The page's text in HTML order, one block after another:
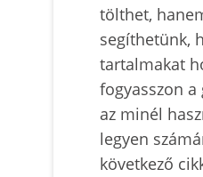
tölthet,
segíthetünk,
tartalmakat
fogyasszon a
az minél
legyen
következő